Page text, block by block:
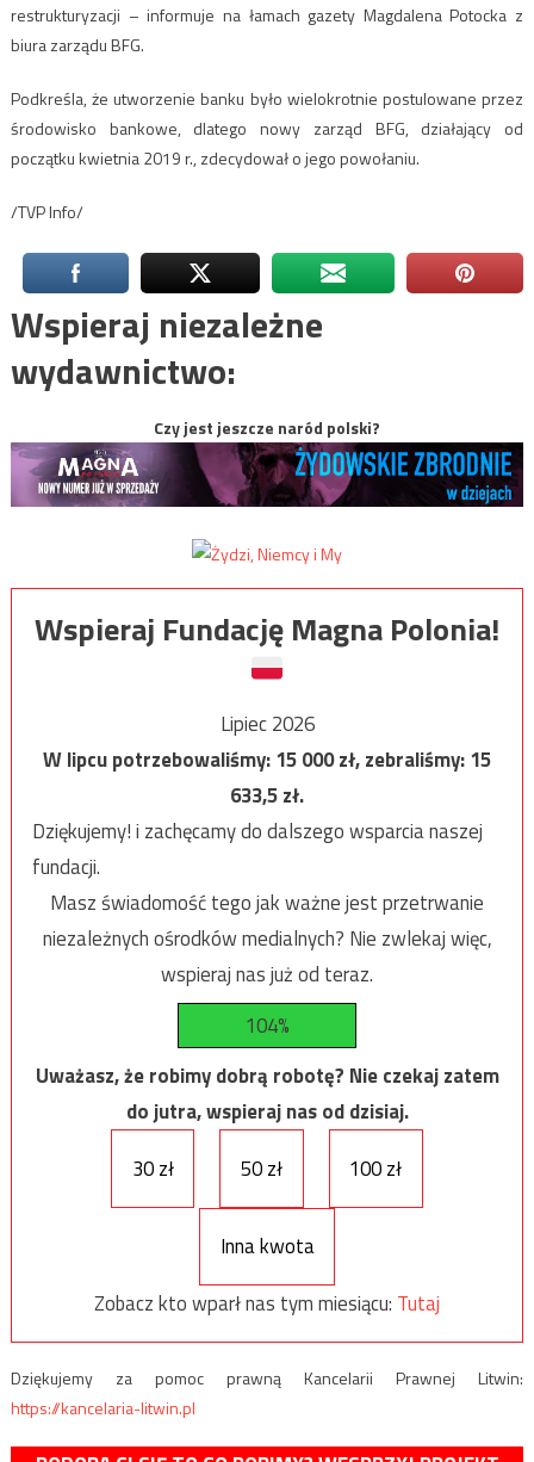
restrukturyzacji – informuje na łamach gazety Magdalena Potocka z
biura zarządu BFG.
Podkreśla, że utworzenie banku było wielokrotnie postulowane przez
środowisko bankowe, dlatego nowy zarząd BFG, działający od
początku kwietnia 2019 r., zdecydował o jego powołaniu.
/TVP Info/
Wspieraj niezależne
wydawnictwo:
Czy jest jeszcze naród polski?
Wspieraj Fundację Magna Polonia!
Lipiec 2026
W lipcu potrzebowaliśmy:15 000zł, zebraliśmy:15
633,5zł.
Dziękujemy! i zachęcamy do dalszego wsparcia naszej
fundacji.
Masz świadomość tego jak ważne jest przetrwanie
niezależnych ośrodków medialnych? Nie zwlekaj więc,
wspieraj nas już od teraz.
104%
Uważasz, że robimy dobrą robotę? Nie czekaj zatem
do jutra, wspieraj nas od dzisiaj.
30 zł
50 zł 100 zł
Inna kwota
Zobacz kto wparł nas tym miesiącu: Tutaj
Dziękujemy za pomoc prawną Kancelarii Prawnej Litwin:
https://kancelaria-litwin.pl